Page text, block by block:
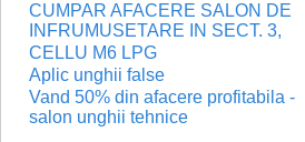
CUMPAR AFACERE SALON DE
INFRUMUSETARE IN SECT. 3,
CELLU M6 LPG
Aplic unghii false
Vand 50% din afacere profitabila -
salon unghii tehnice